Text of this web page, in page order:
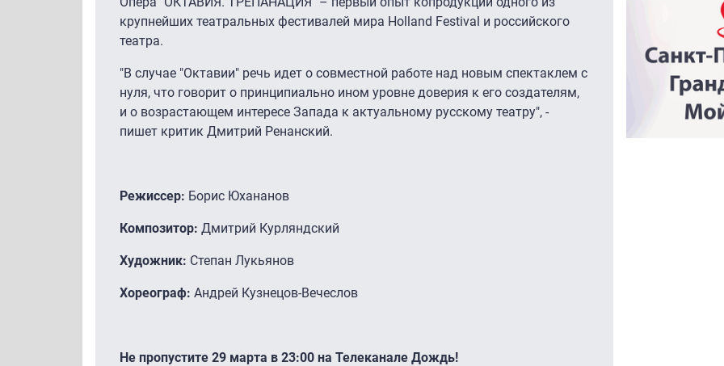
крупнейших театральных фестивалей мира Holland Festival и российского
театра.
"В случае "Октавии" речь идет о совместной работе над новым спектаклем с
нуля, что говорит о принципиально ином уровне доверия к его создателям,
и о возрастающем интересе Запада к актуальному русскому театру", -
пишет критик Дмитрий Ренанский.
Режиссер: Борис Юхананов
Композитор: Дмитрий Курляндский
Художник: Степан Лукьянов
Хореограф: Андрей Кузнецов-Вечеслов
Не пропустите 29 марта в 23:00 на Телеканале Дождь!